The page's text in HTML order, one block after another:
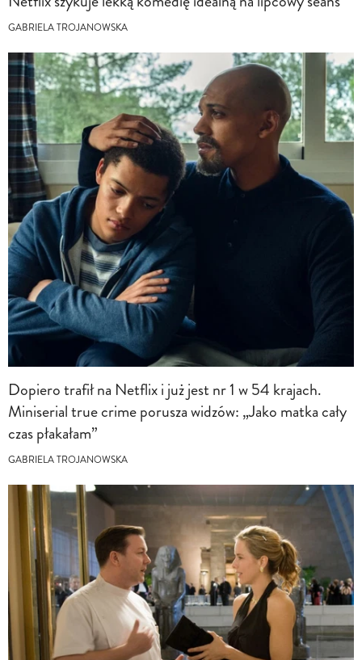
GABRIELA TROJANOWSKA
Dopiero trafił na Netflix i już jest nr 1 w 54 krajach.
Miniserial true crime porusza widzów: „Jako matka cały
czas płakałam”
GABRIELA TROJANOWSKA